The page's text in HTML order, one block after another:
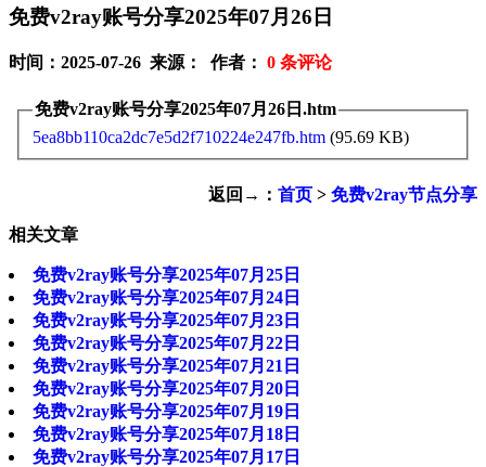
免费v2ray账号分享2025年07月26日
时间：2025-07-26 来源： 作者： 0 条评论
免费v2ray账号分享2025年07月26日.htm
5ea8bb110ca2dc7e5d2f710224e247fb.htm (95.69 KB)
返回→： 首页 > 免费v2ray节点分享
相关文章
免费v2ray账号分享2025年07月25日
免费v2ray账号分享2025年07月24日
免费v2ray账号分享2025年07月23日
免费v2ray账号分享2025年07月22日
免费v2ray账号分享2025年07月21日
免费v2ray账号分享2025年07月20日
免费v2ray账号分享2025年07月19日
免费v2ray账号分享2025年07月18日
免费v2ray账号分享2025年07月17日